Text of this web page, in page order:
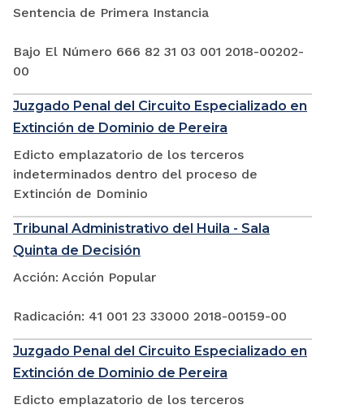
Sentencia de Primera Instancia
Bajo El Número 666 82 31 03 001 2018-00202-
00
Juzgado Penal del Circuito Especializado en
Extinción de Dominio de Pereira
Edicto emplazatorio de los terceros
indeterminados dentro del proceso de
Extinción de Dominio
Tribunal Administrativo del Huila - Sala
Quinta de Decisión
Acción: Acción Popular
Radicación: 41 001 23 33000 2018-00159-00
Juzgado Penal del Circuito Especializado en
Extinción de Dominio de Pereira
Edicto emplazatorio de los terceros